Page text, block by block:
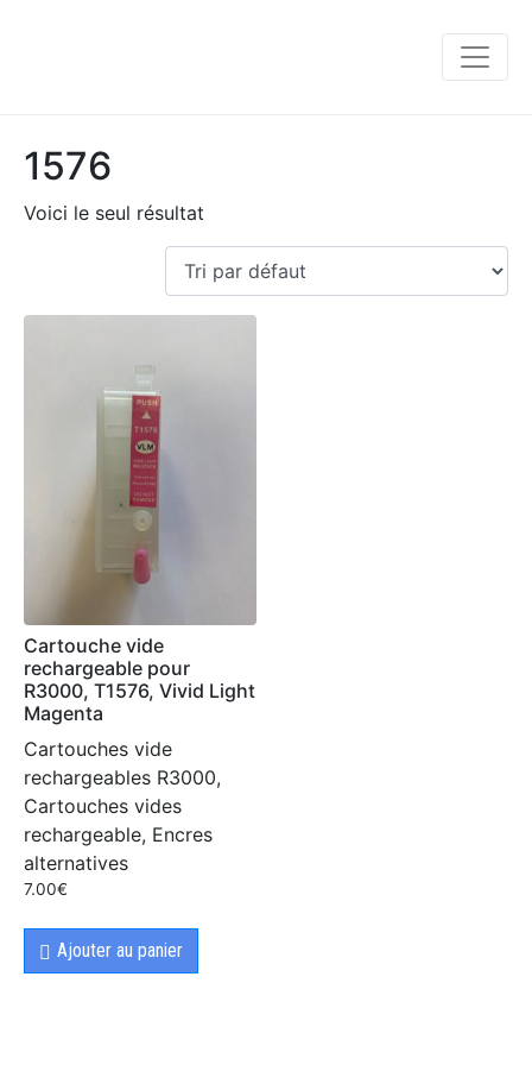
1576
Voici le seul résultat
Cartouche vide
rechargeable pour
R3000, T1576, Vivid Light
Magenta
Cartouches vide
rechargeables R3000,
Cartouches vides
rechargeable, Encres
alternatives
7.00€
Ajouter au panier